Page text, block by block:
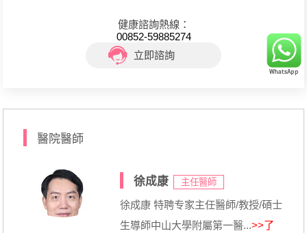
健康諮詢熱線：
00852-59885274
立即諮詢
醫院醫師
徐成康 主任醫師
徐成康 特聘专家主任醫師/教授/碩士
生導師中山大學附屬第一醫...>>了